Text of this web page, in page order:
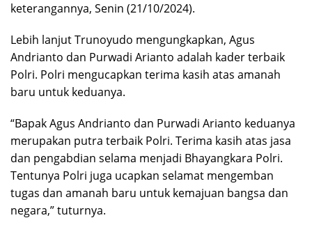
keterangannya, Senin (21/10/2024).
Lebih lanjut Trunoyudo mengungkapkan, Agus
Andrianto dan Purwadi Arianto adalah kader terbaik
Polri. Polri mengucapkan terima kasih atas amanah
baru untuk keduanya.
“Bapak Agus Andrianto dan Purwadi Arianto keduanya
merupakan putra terbaik Polri. Terima kasih atas jasa
dan pengabdian selama menjadi Bhayangkara Polri.
Tentunya Polri juga ucapkan selamat mengemban
tugas dan amanah baru untuk kemajuan bangsa dan
negara,” tuturnya.